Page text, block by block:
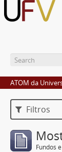
ATOM da
Filtros
Fundos